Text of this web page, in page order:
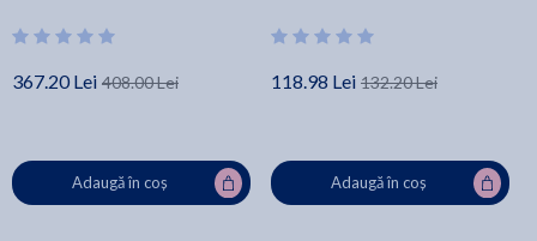
367.20 Lei 408.00 Lei
Adaugă în coș
118.98 Lei 132.20 Lei
Adaugă în coș